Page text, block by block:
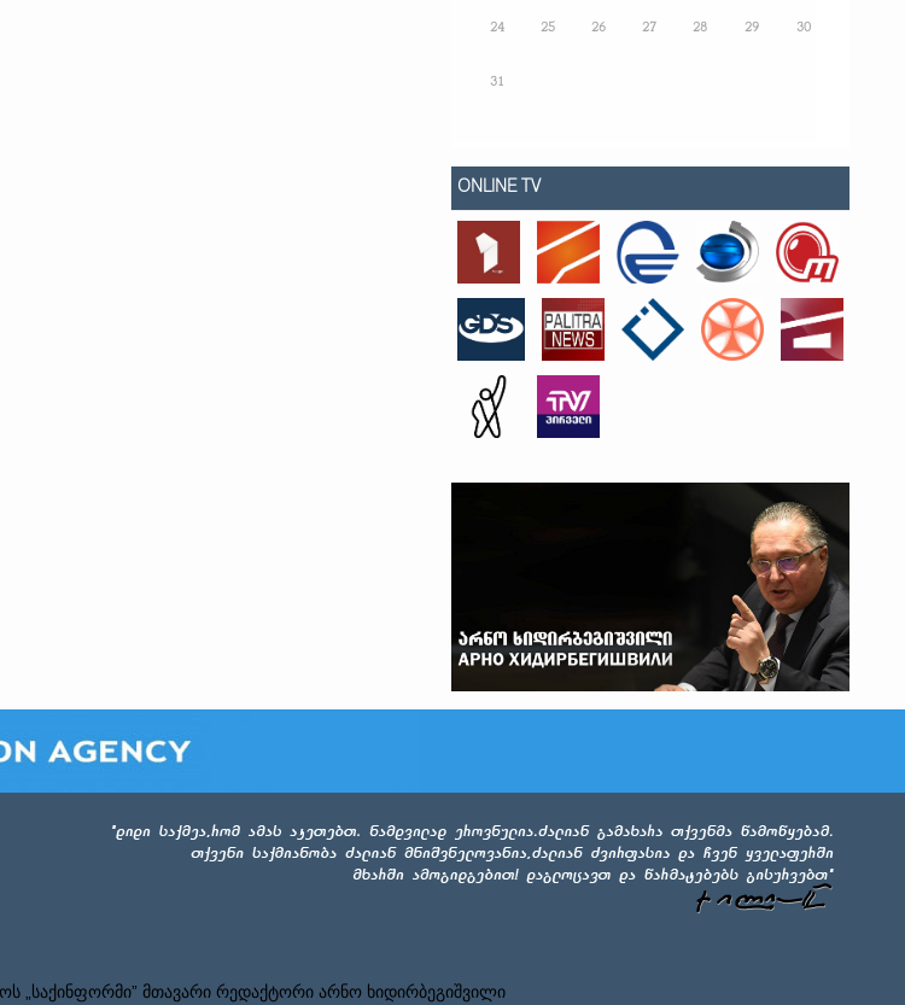
24 25 26 27 28 29 30
31
ONLINE TV
„საქინფორმი” მთავარი რედაქტორი არნო ხიდირბეგიშვილი